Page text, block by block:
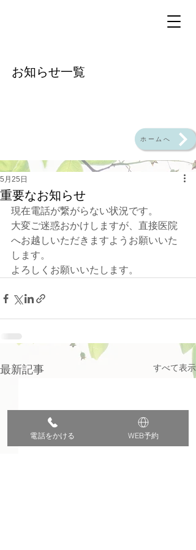
​お知らせ一覧
ホームへ
重要なお知らせ
5月25日
現在電話が繋がらない状況です。
大変ご迷惑おかけしますが、直接医院
へお越しいただきますようお願いいた
します。
よろしくお願いいたします。
最新記事 すべて表示
電話をかける WEB予約